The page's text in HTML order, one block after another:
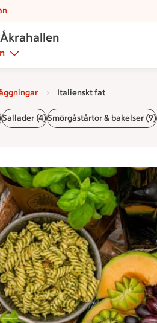
Kvantum Åkrahallen
Italienskt fat
Sallader (4)Smörgåstårtor & bakelser (9)